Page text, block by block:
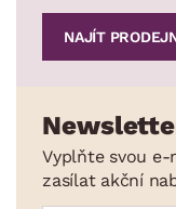
NAJÍT
Vyplňte svou e-
zasílat akční